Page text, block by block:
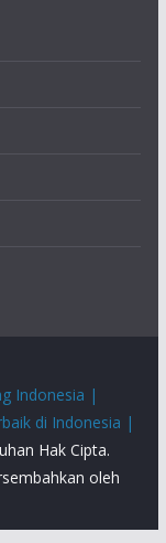
Indonesia |
di Indonesia |
Hak Cipta.
oleh